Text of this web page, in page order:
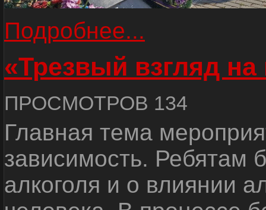
Подробнее...
«Трезвый взгляд на
ПРОСМОТРОВ 134
Главная тема
зависимость. Ребятам
алкоголя и о влиянии